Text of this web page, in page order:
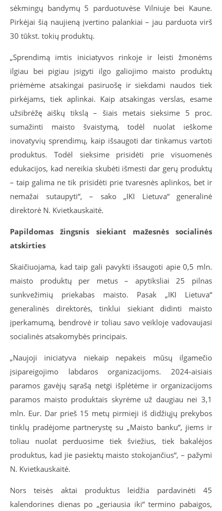
sėkmingų bandymų 5 parduotuvėse Vilniuje bei Kaune.
Pirkėjai šią naujieną įvertino palankiai – jau parduota virš
30 tūkst. tokių produktų.
„Sprendimą imtis iniciatyvos rinkoje ir leisti žmonėms
ilgiau bei pigiau įsigyti ilgo galiojimo maisto produktų
priėmėme atsakingai pasiruošę ir siekdami naudos tiek
pirkėjams, tiek aplinkai. Kaip atsakingas verslas, esame
užsibrėžę aiškų tikslą – šiais metais sieksime 5 proc.
sumažinti maisto švaistymą, todėl nuolat ieškome
inovatyvių sprendimų, kaip išsaugoti dar tinkamus vartoti
produktus. Todėl sieksime prisidėti prie visuomenės
edukacijos, kad nereikia skubėti išmesti dar gerų produktų
– taip galima ne tik prisidėti prie tvaresnės aplinkos, bet ir
nemažai sutaupyti“, – sako „IKI Lietuva“ generalinė
direktorė N. Kvietkauskaitė.
Papildomas žingsnis siekiant mažesnės socialinės
atskirties
Skaičiuojama, kad taip gali pavykti išsaugoti apie 0,5 mln.
maisto produktų per metus – apytiksliai 25 pilnas
sunkvežimių priekabas maisto. Pasak „IKI Lietuva“
generalinės direktorės, tinklui siekiant didinti maisto
įperkamumą, bendrovė ir toliau savo veikloje vadovaujasi
socialinės atsakomybės principais.
„Naujoji iniciatyva niekaip nepakeis mūsų ilgamečio
įsipareigojimo labdaros organizacijoms. 2024-aisiais
paramos gavėjų sąrašą netgi išplėtėme ir organizacijoms
paramos maisto produktais skyrėme už daugiau nei 3,1
mln. Eur. Dar prieš 15 metų pirmieji iš didžiųjų prekybos
tinklų pradėjome partnerystę su „Maisto banku“, jiems ir
toliau nuolat perduosime tiek šviežius, tiek bakalėjos
produktus, kad jie pasiektų maisto stokojančius“, – pažymi
N. Kvietkauskaitė.
Nors teisės aktai produktus leidžia pardavinėti 45
kalendorines dienas po „geriausia iki“ termino pabaigos,